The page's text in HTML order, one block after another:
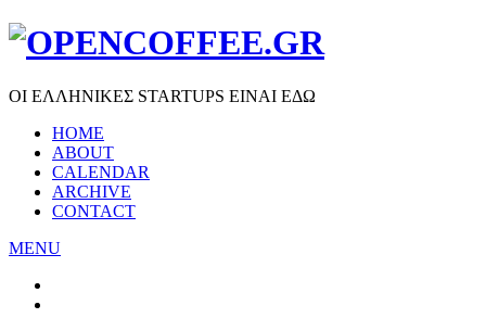
ΟΙ ΕΛΛΗΝΙΚΕΣ STARTUPS ΕΙΝΑΙ ΕΔΩ
HOME
ABOUT
CALENDAR
ARCHIVE
CONTACT
MENU